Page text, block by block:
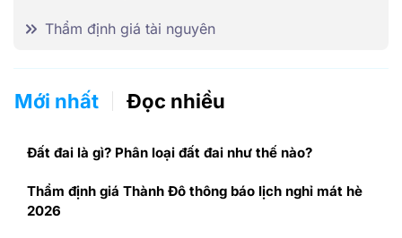
Thẩm định giá tài nguyên
Mới nhất Đọc nhiều
Đất đai là gì? Phân loại đất đai như thế nào?
Thẩm định giá Thành Đô thông báo lịch nghỉ mát hè
2026